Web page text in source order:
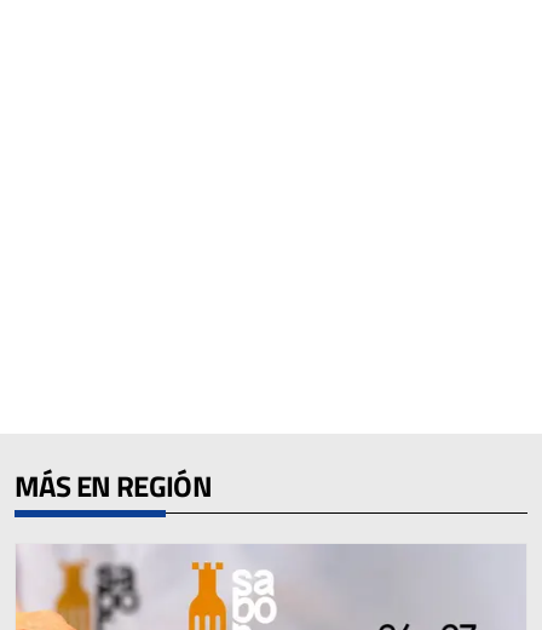
MÁS EN REGIÓN